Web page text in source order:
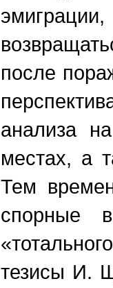
после
анализа
местах, а
Тем
спорные
тезисы И.